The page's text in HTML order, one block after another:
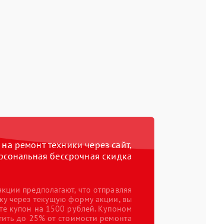
ремонт техники через сайт,
бессрочная скидка
предполагают, что отправляя
через текущую форму акции, вы
купон на 1500 рублей. Купоном
до 25% от стоимости ремонта